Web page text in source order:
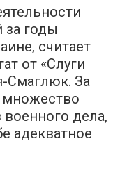
за годы
считает
от «Слуги
Смаглюк. За
множество
дела,
адекватное